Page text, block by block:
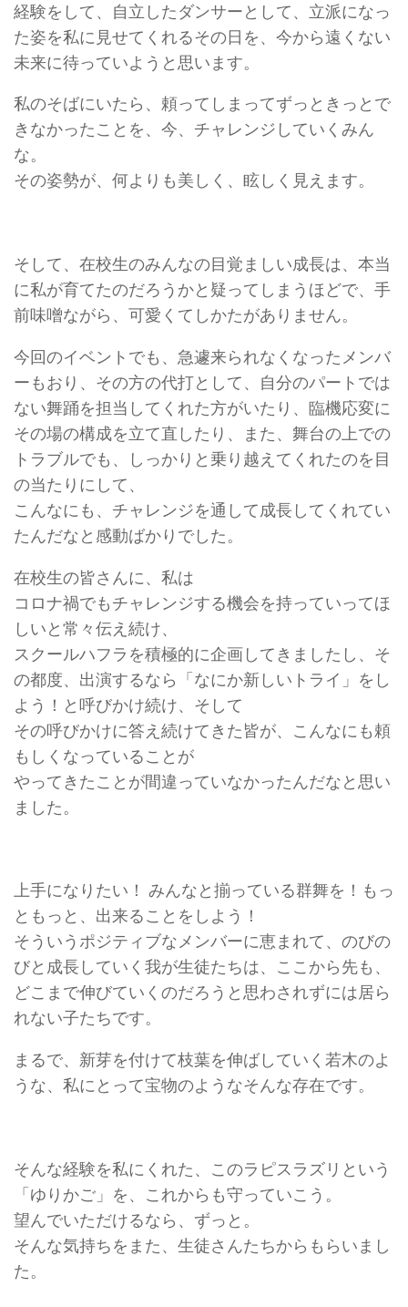
経験をして、自立したダンサーとして、立派になっ
た姿を私に見せてくれるその日を、今から遠くない
未来に待っていようと思います。
私のそばにいたら、頼ってしまってずっときっとで
きなかったことを、今、チャレンジしていくみん
な。
その姿勢が、何よりも美しく、眩しく見えます。
そして、在校生のみんなの目覚ましい成長は、本当
に私が育てたのだろうかと疑ってしまうほどで、手
前味噌ながら、可愛くてしかたがありません。
今回のイベントでも、急遽来られなくなったメンバ
ーもおり、その方の代打として、自分のパートでは
ない舞踊を担当してくれた方がいたり、臨機応変に
その場の構成を立て直したり、また、舞台の上での
トラブルでも、しっかりと乗り越えてくれたのを目
の当たりにして、
こんなにも、チャレンジを通して成長してくれてい
たんだなと感動ばかりでした。
在校生の皆さんに、私は
コロナ禍でもチャレンジする機会を持っていってほ
しいと常々伝え続け、
スクールハフラを積極的に企画してきましたし、そ
の都度、出演するなら「なにか新しいトライ」をし
よう！と呼びかけ続け、そして
その呼びかけに答え続けてきた皆が、こんなにも頼
もしくなっていることが
やってきたことが間違っていなかったんだなと思い
ました。
上手になりたい！ みんなと揃っている群舞を！もっ
ともっと、出来ることをしよう！
そういうポジティブなメンバーに恵まれて、のびの
びと成長していく我が生徒たちは、ここから先も、
どこまで伸びていくのだろうと思わされずには居ら
れない子たちです。
まるで、新芽を付けて枝葉を伸ばしていく若木のよ
うな、私にとって宝物のようなそんな存在です。
そんな経験を私にくれた、このラピスラズリという
「ゆりかご」を、これからも守っていこう。
望んでいただけるなら、ずっと。
そんな気持ちをまた、生徒さんたちからもらいまし
た。